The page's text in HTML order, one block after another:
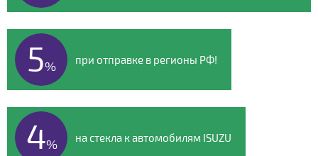
5% при отправке в регионы РФ!
4% на стекла к автомобилям ISUZU